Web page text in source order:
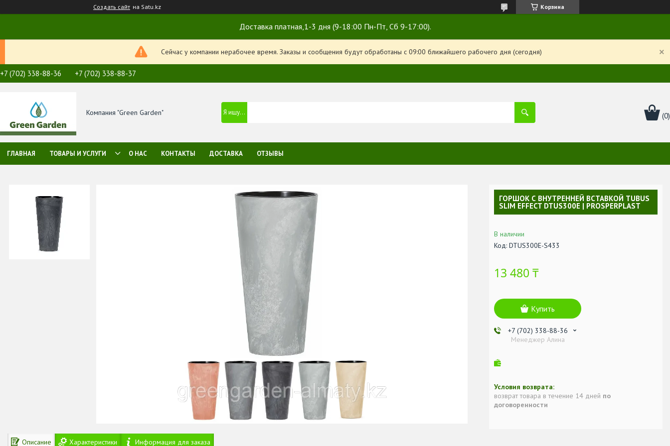
Создать сайт на Satu.kz Корзина
Доставка платная,1-3 дня (9-18:00 Пн-Пт, Сб 9-17:00).
Сейчас у компании нерабочее время. Заказы и сообщения будут обработаны с 09:00 ближайшего рабочего дня (сегодня)
+7 (702) 338-88-36 +7 (702) 338-88-37
Компания "Green Garden"
ГЛАВНАЯ ТОВАРЫ И УСЛУГИ О НАС КОНТАКТЫ ДОСТАВКА ОТЗЫВЫ
Описание Характеристики Информация для заказа
ГОРШОК С ВНУТРЕННЕЙ ВСТАВКОЙ TUBUS
SLIM EFFECT DTUS300E | PROSPERPLAST
В наличии
Код: DTUS300E-S433
13 480 ₸
Купить
+7 (702) 338-88-36
Менеджер Алина
возврат товара в течение 14 дней по
договоренности